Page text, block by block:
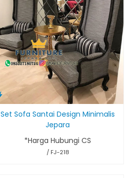
Set Sofa Santai Design Minimalis
Jepara
*Harga Hubungi CS
/ FJ-218